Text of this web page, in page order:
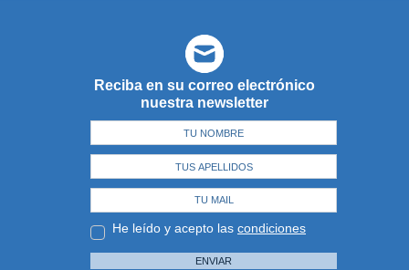
Reciba en su correo electrónico
nuestra newsletter
He leído y acepto las condiciones
ENVIAR